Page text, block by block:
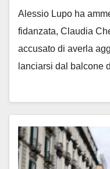
Alessio Lupo ha
fidanzata, Claudia
accusato di averla
lanciarsi dal balcone